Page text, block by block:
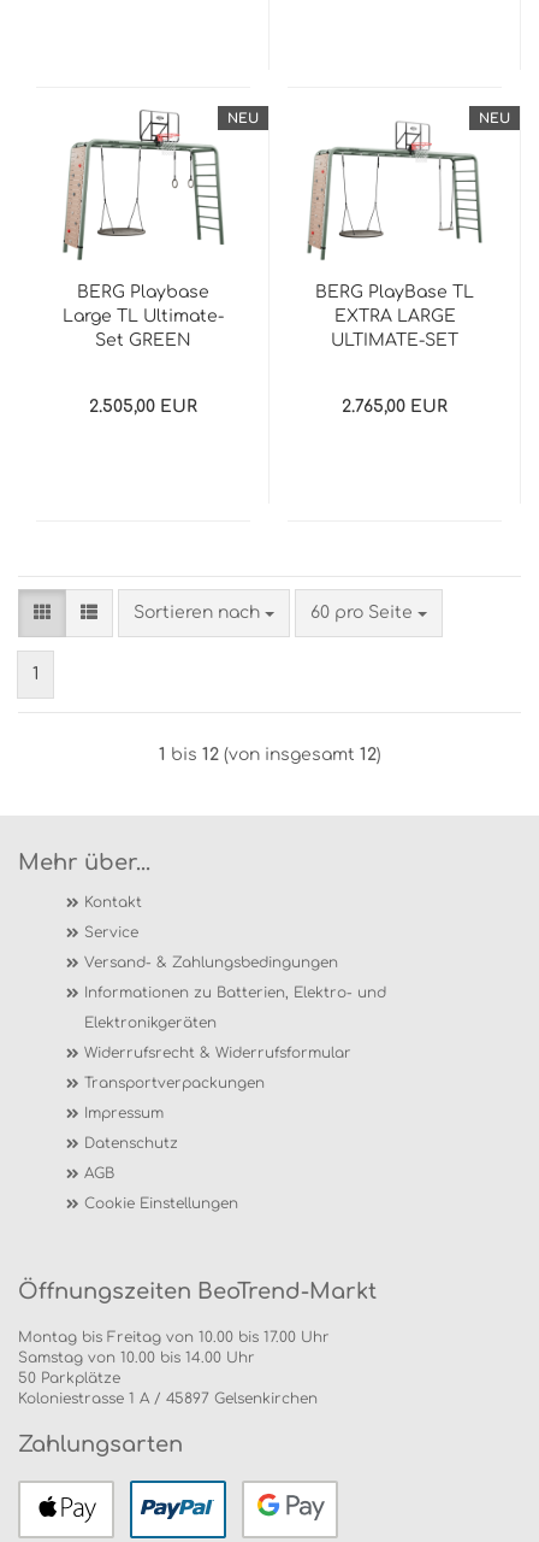
NEU
BERG Playbase
Large TL Ultimate-
Set GREEN
2.505,00 EUR
NEU
BERG PlayBase TL
EXTRA LARGE
ULTIMATE-SET
2.765,00 EUR
Sortieren nach
Sortieren nach 60 pro Seite
pro Seite
1
1 bis 12(von insgesamt 12)
Mehr über...
Kontakt
Service
Versand- & Zahlungsbedingungen
Informationen zu Batterien, Elektro- und
Elektronikgeräten
Widerrufsrecht & Widerrufsformular
Transportverpackungen
Impressum
Datenschutz
AGB
Cookie Einstellungen
Öffnungszeiten BeoTrend-Markt
Montag bis Freitag von 10.00 bis 17.00 Uhr
Samstag von 10.00 bis 14.00 Uhr
50 Parkplätze
Koloniestrasse 1 A / 45897 Gelsenkirchen
Zahlungsarten